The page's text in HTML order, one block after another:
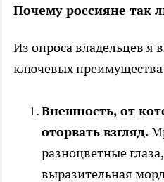
Почему россияне так
Из опроса владельцев я
ключевых
Внешность, от
оторвать взгляд.
разноцветные
выразительная